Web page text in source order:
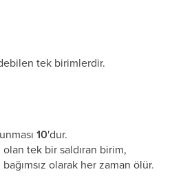
tek birimlerdir.
10'dur.
olan tek bir saldıran birim,
olarak her zaman ölür.